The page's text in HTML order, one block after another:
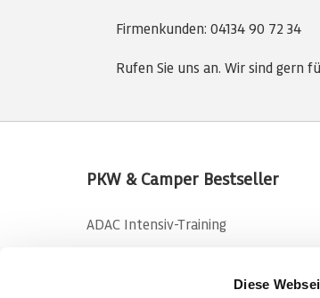
Diese
Firmenkunden: 04134 90 72 34
Rufen Sie uns an. Wir sind gern
PKW & Camper Bestseller
ADAC Intensiv-Training
Basis-Training in Embsen